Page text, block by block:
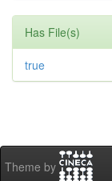
Has File(s)
true
Theme by